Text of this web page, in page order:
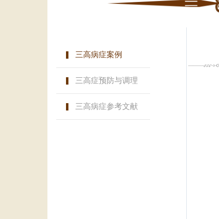
三高病症案例
三高症预防与调理
三高病症参考文献